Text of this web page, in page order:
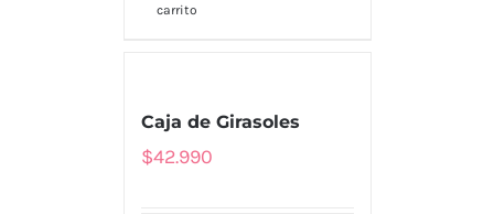
carrito
Caja de Girasoles
$42.990